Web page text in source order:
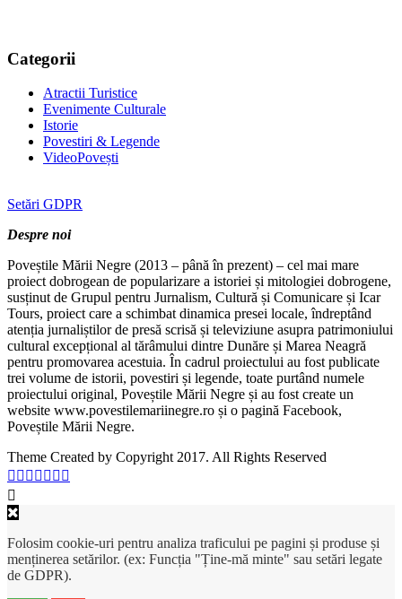
Categorii
Atractii Turistice
Evenimente Culturale
Istorie
Povestiri & Legende
VideoPovești
Setări GDPR
Despre noi
Poveștile Mării Negre (2013 – până în prezent) – cel mai mare
proiect dobrogean de popularizare a istoriei și mitologiei dobrogene,
susținut de Grupul pentru Jurnalism, Cultură și Comunicare și Icar
Tours, proiect care a schimbat dinamica presei locale, îndreptând
atenția jurnaliștilor de presă scrisă și televiziune asupra patrimoniului
cultural excepțional al tărâmului dintre Dunăre și Marea Neagră
pentru promovarea acestuia. În cadrul proiectului au fost publicate
trei volume de istorii, povestiri și legende, toate purtând numele
proiectului original, Poveștile Mării Negre și au fost create un
website www.povestilemariinegre.ro și o pagină Facebook,
Poveștile Mării Negre.
Theme Created by Copyright 2017. All Rights Reserved
Folosim cookie-uri pentru analiza traficului pe pagini și produse și
menținerea setărilor. (ex: Funcția "Ține-mă minte" sau setări legate
de GDPR).